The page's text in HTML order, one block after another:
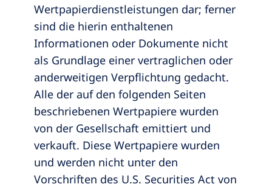
Wertpapierdienstleistungen dar; ferner
sind die hierin enthaltenen
Informationen oder Dokumente nicht
als Grundlage einer vertraglichen oder
anderweitigen Verpflichtung gedacht.
Alle der auf den folgenden Seiten
beschriebenen Wertpapiere wurden
von der Gesellschaft emittiert und
verkauft. Diese Wertpapiere wurden
und werden nicht unter den
Vorschriften des U.S. Securities Act von